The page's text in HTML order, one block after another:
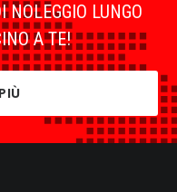
NOLEGGIO LUNGO
A TE!